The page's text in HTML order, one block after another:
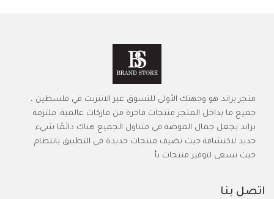
متجر براند هو وجهتك الأولى للتسوق عبر الانترنت في فلسطين ،
جميع ما بداخل المتجر منتجات فاخرة من ماركات عالمية. ملتزمة
براند بجعل جمال الموضة في متناول الجميع هناك دائمًا شيء
جديد لاكتشافه حيث نضيف منتجات جديدة في التطبيق بانتظام.
حيث نسعى لتوفير منتجات بأ
اتصل بنا